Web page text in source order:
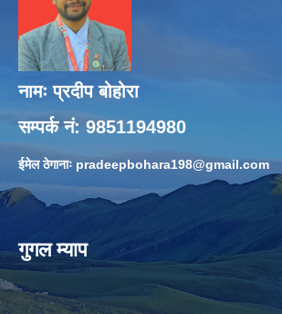
नामः प्रदीप बोहोरा
सम्पर्क नं: 9851194980
ईमेल ठेगानाः pradeepbohara198@gmail.com
गुगल म्याप